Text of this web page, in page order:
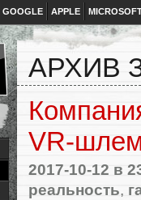
GOOGLE APPLE
АРХИВ
VR-
2017-10-12 в
реальность,